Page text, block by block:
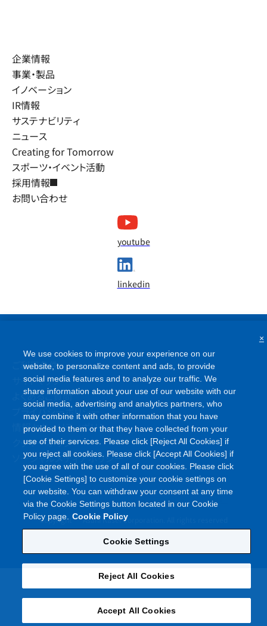
企業情報
事業・製品
イノベーション
IR情報
サステナビリティ
ニュース
Creating for Tomorrow
スポーツ・イベント活動
採用情報
お問い合わせ
youtube
linkedin
ご利用条件
サイトマップ
よくあるご質問
プライバシーポリシー
情報セキュリティポリシー
クッキーポリシー
ソーシャルメディアポリシー
Copyright©Asahi Kasei Corporation. All rights reserved
We use cookies to improve your experience on our
website, to personalize content and ads, to provide
social media features and to analyze our traffic. We
share information about your use of our website with our
social media, advertising and analytics partners, who
may combine it with other information that you have
provided to them or that they have collected from your
use of their services. Please click [Reject All Cookies] if
you reject all cookies. Please click [Accept All Cookies] if
you agree with the use of all of our cookies. Please click
[Cookie Settings] to customize your cookie settings on
our website. You can withdraw your consent at any time
via the Cookie Settings button located in our Cookie
Policy page. Cookie Policy
Cookie Settings
Reject All Cookies
Accept All Cookies
×